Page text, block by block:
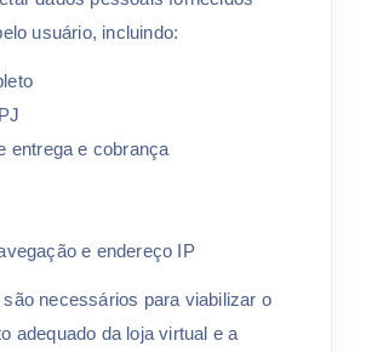
usuário, incluindo:
entrega e cobrança
e endereço IP
necessários para viabilizar o
adequado da loja virtual e a